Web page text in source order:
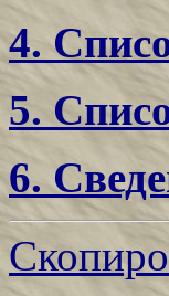
4.
5.
6.